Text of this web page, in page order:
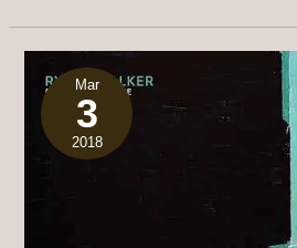
“ANOTHER,
LOVER”
SOUND
EFFECTS
RECORDS
2018
SINGLE
Mar
3
2018